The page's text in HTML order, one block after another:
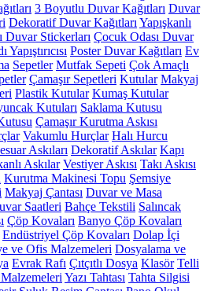
3 Boyutlu Duvar Kağıtları Duvar
Dekoratif Duvar Kağıtları Yapışkanlı
Duvar Stickerları Çocuk Odası Duvar
Poster Duvar Kağıtları Ev
Sepetler Mutfak Sepeti Çok Amaçlı
Çamaşır Sepetleri Kutular Makyaj
Plastik Kutular Kumaş Kutular
Kutuları Saklama Kutusu
Çamaşır Kurutma Askısı
Vakumlu Hurçlar Halı Hurcu
Askıları Dekoratif Askılar Kapı
Askılar Vestiyer Askısı Takı Askısı
Kurutma Makinesi Topu Şemsiye
Makyaj Çantası Duvar ve Masa
Saatleri Bahçe Tekstili Salıncak
Çöp Kovaları Banyo Çöp Kovaları
Endüstriyel Çöp Kovaları Dolap İçi
ve Ofis Malzemeleri Dosyalama ve
Evrak Rafı Çıtçıtlı Dosya Klasör Telli
Yazı Tahtası Tahta Silgisi